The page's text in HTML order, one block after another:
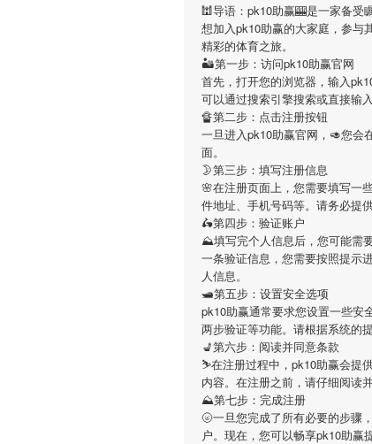
🕍导语： pk10助赢🎰是一家备受
想加入pk10助赢的大家庭，参与
精彩的体育之旅。
🏜第一步：访问pk10助赢官网
首先，打开您的浏览器，输入
可以通过搜索引擎搜索或直接输
🔏第二步：点击注册按钮
一旦进入pk10助赢官网，🥑您会
面。
🌛第三步：填写注册信息
🌸在注册页面上，您需要填写一
件地址、手机号码等。请务必提
🛵第四步：验证账户
⛰填写完个人信息后，您可能需
一条验证信息，您需要按照提示
人信息。
🛥第五步：设置安全选项
pk10助赢通常要求您设置一些安
两步验证等功能。请根据系统的
💺第六步：阅读并同意条款
⛷在注册过程中， pk10助赢会提
内容。在注册之前，请仔细阅读
⛰第七步：完成注册
🌝一旦您完成了所有必要的步骤
户。现在，您可以畅享pk10助赢